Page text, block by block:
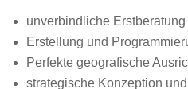
unverbindliche Erstberatung
Erstellung und
Perfekte geografische
strategische Konzeption